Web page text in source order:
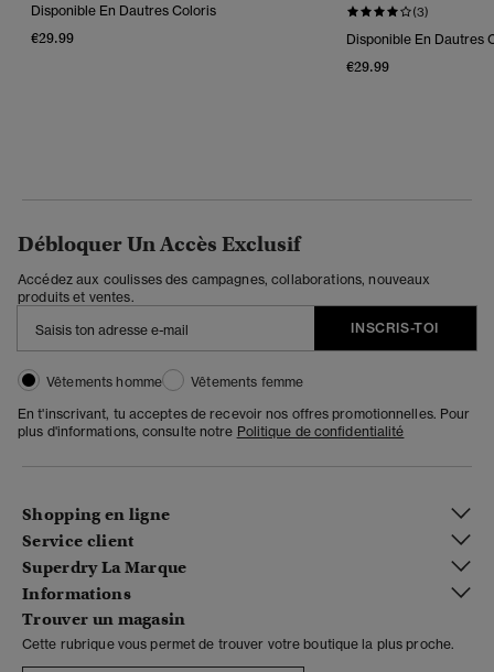
Disponible En Dautres Coloris
€29.99
(3)
Disponible En Dautres
€29.99
Débloquer Un Accès Exclusif
Accédez aux coulisses des campagnes, collaborations, nouveaux
produits et ventes.
INSCRIS-TOI
Vêtements homme
Vêtements femme
En t'inscrivant, tu acceptes de recevoir nos offres promotionnelles. Pour
plus d'informations, consulte notre Politique de confidentialité
Shopping en ligne
Service client
Superdry La Marque
Informations
Trouver un magasin
Cette rubrique vous permet de trouver votre boutique la plus proche.